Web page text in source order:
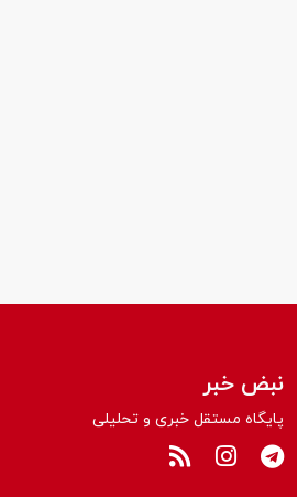
نبض خبر
پایگاه مستقل خبری و تحلیلی